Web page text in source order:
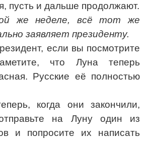
пусть и дальше продолжают.
же неделе, всё тот же
заявляет президенту.
если вы посмотрите
что Луна теперь
Русские её полностью
когда они закончили,
на Луну один из
и попросите их написать